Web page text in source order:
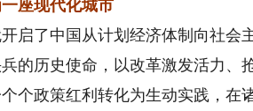
座现代化城市
了中国从计划经济体制向社会
的历史使命，以改革激发活力、
个政策红利转化为生动实践，在